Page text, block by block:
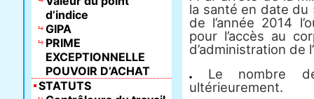
la santé en date
de l’année 2014
pour l’accès au
d’administration de
Le nombre
ultérieurement.
d’indice
GIPA
PRIME
EXCEPTIONNELLE
POUVOIR D’ACHAT
STATUTS